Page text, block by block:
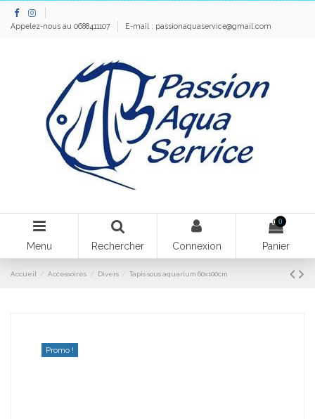
Appelez-nous au 0688411107 E-mail : passionaquaservice@gmail.com
Menu Rechercher Connexion
0
Panier
Accueil Accessoires Divers Tapis sous aquarium 60x100cm
Promo !